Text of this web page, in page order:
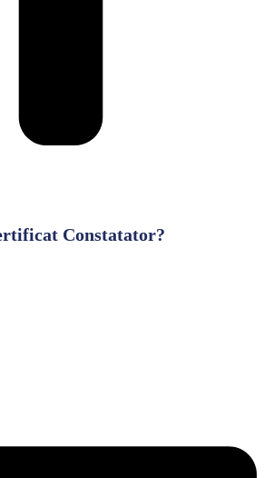
Constatator?